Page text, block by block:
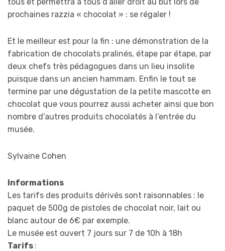
prochaines razzia « chocolat » : se régaler !
Et le meilleur est pour la fin : une démonstration de la
fabrication de chocolats pralinés, étape par étape, par
deux chefs très pédagogues dans un lieu insolite
puisque dans un ancien hammam. Enfin le tout se
termine par une dégustation de la petite mascotte en
chocolat que vous pourrez aussi acheter ainsi que bon
nombre d’autres produits chocolatés à l’entrée du
musée.
Sylvaine Cohen
Informations
Les tarifs des produits dérivés sont raisonnables : le
paquet de 500g de pistoles de chocolat noir, lait ou
blanc autour de 6€ par exemple.
Le musée est ouvert 7 jours sur 7 de 10h à 18h
Tarifs :